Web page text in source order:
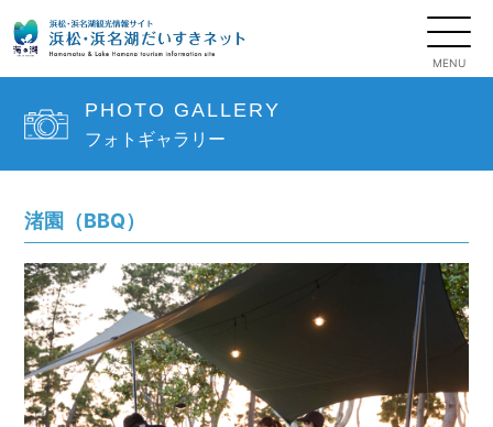
PHOTO GALLERY
フォトギャラリー
渚園（BBQ）